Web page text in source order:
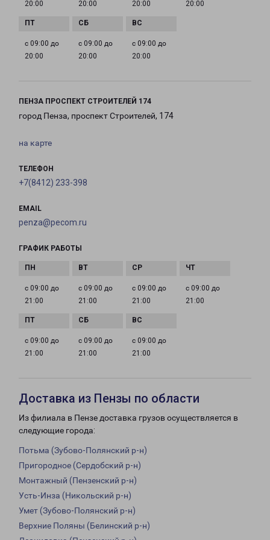
20:00
20:00
20:00
20:00
с 09:00 до
20:00
с 09:00 до
20:00
с 09:00 до
20:00
ПЕНЗА ПРОСПЕКТ СТРОИТЕЛЕЙ 174
город Пенза, проспект Строителей, 174
на карте
ТЕЛЕФОН
+7(8412) 233-398
EMAIL
penza@pecom.ru
ГРАФИК РАБОТЫ
с 09:00 до
21:00
с 09:00 до
21:00
с 09:00 до
21:00
с 09:00 до
21:00
с 09:00 до
21:00
с 09:00 до
21:00
с 09:00 до
21:00
Доставка из Пензы по области
Из филиала в Пензе доставка грузов осуществляется в
следующие города:
Потьма (Зубово-Полянский р-н)
Пригородное (Сердобский р-н)
Монтажный (Пензенский р-н)
Усть-Инза (Никольский р-н)
Умет (Зубово-Полянский р-н)
Верхние Поляны (Белинский р-н)